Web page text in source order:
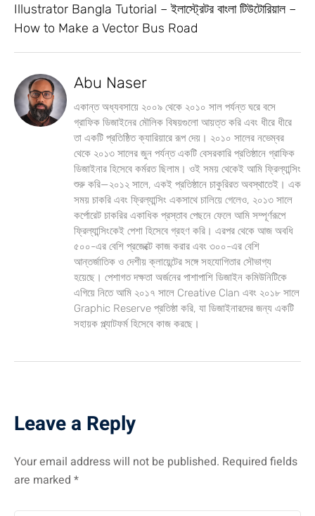
Illustrator Bangla Tutorial – ইলাস্ট্রেটর বাংলা টিউটোরিয়াল –
How to Make a Vector Bus Road
Abu Naser
একান্ত অধ্যবসায়ে ২০০৯ থেকে ২০১০ সাল পর্যন্ত ঘরে বসে
গ্রাফিক ডিজাইনের মৌলিক বিষয়গুলো আয়ত্ত করি এবং ধীরে ধীরে
তা একটি প্রতিষ্ঠিত ক্যারিয়ারে রূপ দেয়। ২০১০ সালের নভেম্বর
থেকে ২০১৩ সালের জুন পর্যন্ত একটি বেসরকারি প্রতিষ্ঠানে গ্রাফিক
ডিজাইনার হিসেবে কর্মরত ছিলাম। ওই সময় থেকেই আমি ফ্রিল্যান্সিং
শুরু করি—২০১২ সালে, একই প্রতিষ্ঠানে চাকুরিরত অবস্থাতেই। এক
সময় চাকরি এবং ফ্রিল্যান্সিং একসাথে চালিয়ে গেলেও, ২০১৩ সালে
কর্পোরেট চাকরির একাধিক প্রস্তাব পেছনে ফেলে আমি সম্পূর্ণরূপে
ফ্রিল্যান্সিংকেই পেশা হিসেবে গ্রহণ করি। এরপর থেকে আজ অবধি
৫০০-এর বেশি প্রজেক্টে কাজ করার এবং ৩০০-এর বেশি
আন্তর্জাতিক ও দেশীয় ক্লায়েন্টের সঙ্গে সহযোগিতার সৌভাগ্য
হয়েছে। পেশাগত দক্ষতা অর্জনের পাশাপাশি ডিজাইন কমিউনিটিকে
এগিয়ে নিতে আমি ২০১৭ সালে Creative Clan এবং ২০১৮ সালে
Graphic Reserve প্রতিষ্ঠা করি, যা ডিজাইনারদের জন্য একটি
সহায়ক প্ল্যাটফর্ম হিসেবে কাজ করছে।
Leave a Reply
Your email address will not be published. Required fields
are marked *